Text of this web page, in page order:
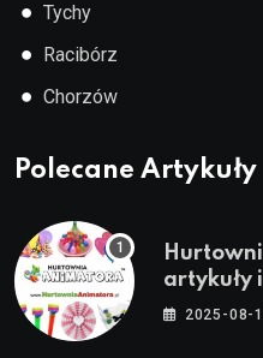
● Tychy
● Racibórz
● Chorzów
Polecane Artykuły
artykuły
stroje i
2025-08-